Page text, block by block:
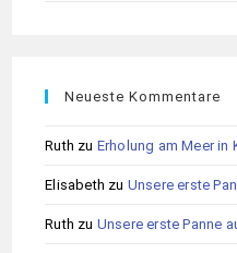
Neueste Kommentare
Ruth zu Erholung am Meer in
Elisabeth zu Unsere erste
Ruth zu Unsere erste Panne